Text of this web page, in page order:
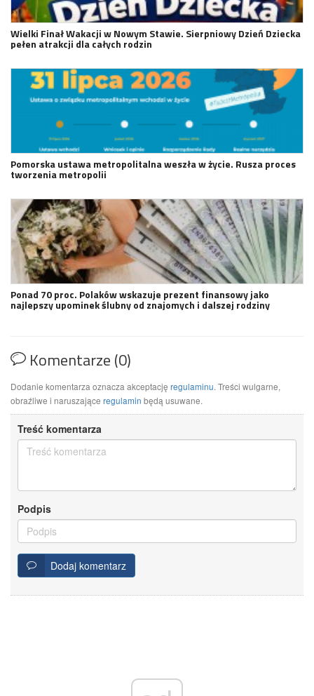
Wielki Finał Wakacji w Nowym Stawie. Sierpniowy Dzień Dziecka
pełen atrakcji dla całych rodzin
Pomorska ustawa metropolitalna weszła w życie. Rusza proces
tworzenia metropolii
Ponad 70 proc. Polaków wskazuje prezent finansowy jako
najlepszy upominek ślubny od znajomych i dalszej rodziny
Komentarze (0)
Dodanie komentarza oznacza akceptację regulaminu. Treści wulgarne,
obraźliwe i naruszające regulamin będą usuwane.
Treść komentarza
Podpis
Dodaj komentarz